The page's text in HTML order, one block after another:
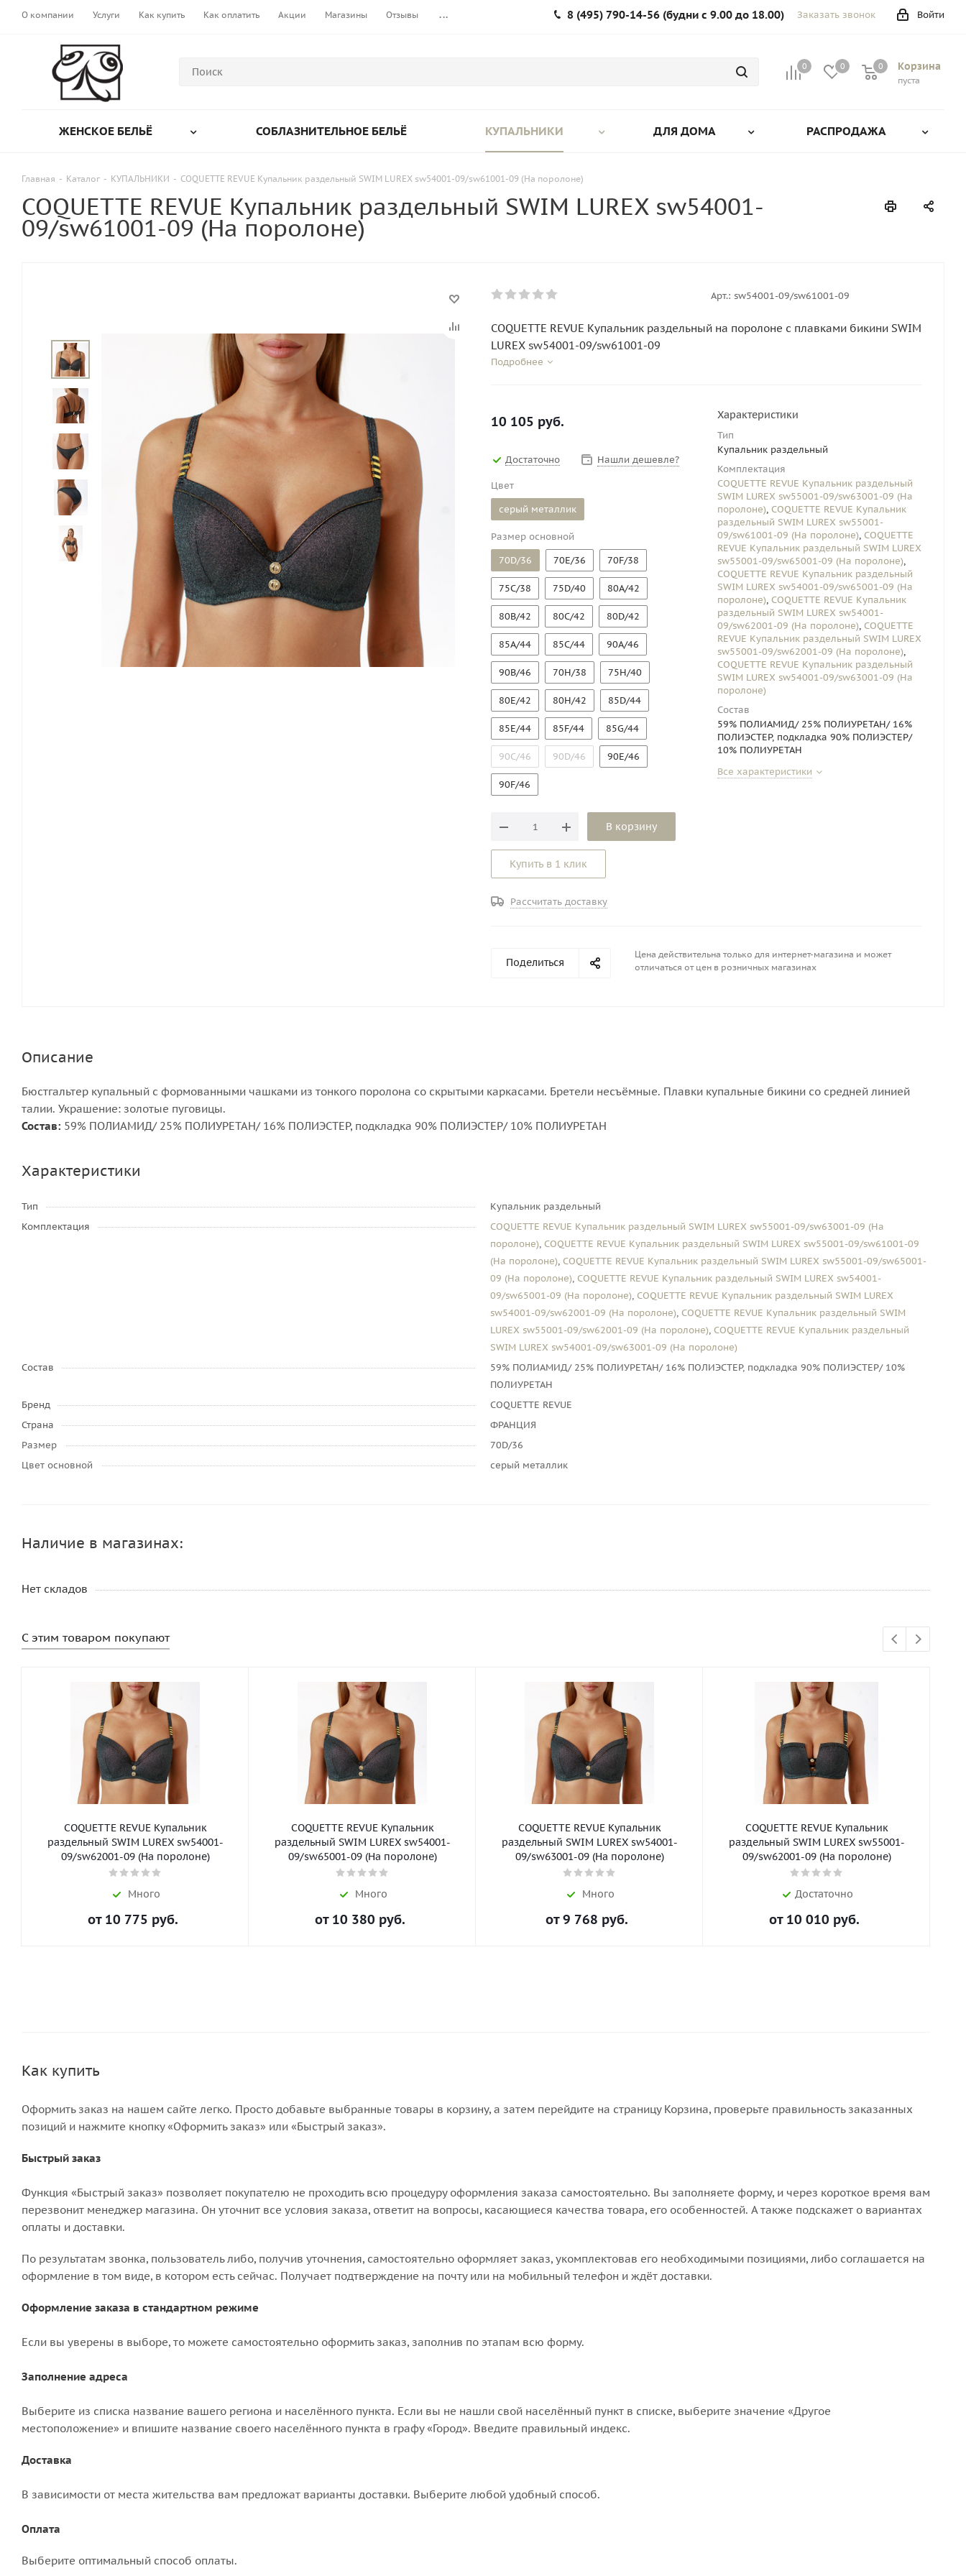
О компании Услуги Как купить Как оплатить Акции Магазины Отзывы ... Войти
8 (495) 790-14-56 (будни с 9.00 до 18.00) Заказать звонок
0 0 Корзина
0
пуста
0
ЖЕНСКОЕ БЕЛЬЁ СОБЛАЗНИТЕЛЬНОЕ БЕЛЬЁ КУПАЛЬНИКИ ДЛЯ ДОМА РАСПРОДАЖА
Главная - Каталог - КУПАЛЬНИКИ - COQUETTE REVUE Купальник раздельный SWIM LUREX sw54001-09/sw61001-09 (На поролоне)
COQUETTE REVUE Купальник раздельный SWIM LUREX sw54001-
09/sw61001-09 (На поролоне)
Арт.: sw54001-09/sw61001-09
COQUETTE REVUE Купальник раздельный на поролоне с плавками бикини SWIM
LUREX sw54001-09/sw61001-09
Подробнее
10 105 руб.
Достаточно Нашли дешевле?
Цвет
серый металлик
Размер основной
70D/36
70E/36 70F/38
75C/38 75D/40 80A/42
80B/42 80C/42 80D/42
85A/44 85C/44 90A/46
90B/46 70H/38 75H/40
80E/42 80H/42 85D/44
85E/44 85F/44 85G/44
90C/46 90D/46 90E/46
90F/46
В корзину
Купить в 1 клик
Рассчитать доставку
Характеристики
Тип
Купальник раздельный
Комплектация
COQUETTE REVUE Купальник раздельный
SWIM LUREX sw55001-09/sw63001-09 (На
поролоне), COQUETTE REVUE Купальник
раздельный SWIM LUREX sw55001-
09/sw61001-09 (На поролоне), COQUETTE
REVUE Купальник раздельный SWIM LUREX
sw55001-09/sw65001-09 (На поролоне),
COQUETTE REVUE Купальник раздельный
SWIM LUREX sw54001-09/sw65001-09 (На
поролоне), COQUETTE REVUE Купальник
раздельный SWIM LUREX sw54001-
09/sw62001-09 (На поролоне), COQUETTE
REVUE Купальник раздельный SWIM LUREX
sw55001-09/sw62001-09 (На поролоне),
COQUETTE REVUE Купальник раздельный
SWIM LUREX sw54001-09/sw63001-09 (На
поролоне)
Состав
59% ПОЛИАМИД/ 25% ПОЛИУРЕТАН/ 16%
ПОЛИЭСТЕР, подкладка 90% ПОЛИЭСТЕР/
10% ПОЛИУРЕТАН
Все характеристики
Поделиться
Цена действительна только для интернет-магазина и может
отличаться от цен в розничных магазинах
Описание
Бюстгальтер купальный с формованными чашками из тонкого поролона со скрытыми каркасами. Бретели несъёмные. Плавки купальные бикини со средней линией
талии. Украшение: золотые пуговицы.
Состав: 59% ПОЛИАМИД/ 25% ПОЛИУРЕТАН/ 16% ПОЛИЭСТЕР, подкладка 90% ПОЛИЭСТЕР/ 10% ПОЛИУРЕТАН
Характеристики
Тип
Купальник раздельный
Комплектация
COQUETTE REVUE Купальник раздельный SWIM LUREX sw55001-09/sw63001-09 (На
поролоне), COQUETTE REVUE Купальник раздельный SWIM LUREX sw55001-09/sw61001-09
(На поролоне), COQUETTE REVUE Купальник раздельный SWIM LUREX sw55001-09/sw65001-
09 (На поролоне), COQUETTE REVUE Купальник раздельный SWIM LUREX sw54001-
09/sw65001-09 (На поролоне), COQUETTE REVUE Купальник раздельный SWIM LUREX
sw54001-09/sw62001-09 (На поролоне), COQUETTE REVUE Купальник раздельный SWIM
LUREX sw55001-09/sw62001-09 (На поролоне), COQUETTE REVUE Купальник раздельный
SWIM LUREX sw54001-09/sw63001-09 (На поролоне)
Состав
59% ПОЛИАМИД/ 25% ПОЛИУРЕТАН/ 16% ПОЛИЭСТЕР, подкладка 90% ПОЛИЭСТЕР/ 10%
ПОЛИУРЕТАН
Бренд
COQUETTE REVUE
Страна
ФРАНЦИЯ
Размер
70D/36
Цвет основной
серый металлик
Наличие в магазинах:
Нет складов
С этим товаром покупают
COQUETTE REVUE Купальник
раздельный SWIM LUREX sw54001-
09/sw62001-09 (На поролоне)
Много
от 10 775 руб.
COQUETTE REVUE Купальник
раздельный SWIM LUREX sw54001-
09/sw65001-09 (На поролоне)
Много
от 10 380 руб.
COQUETTE REVUE Купальник
раздельный SWIM LUREX sw54001-
09/sw63001-09 (На поролоне)
Много
от9 768 руб.
COQUETTE REVUE Купальник
раздельный SWIM LUREX sw55001-
09/sw62001-09 (На поролоне)
Достаточно
от 10 010 руб.
Как купить
Оформить заказ на нашем сайте легко. Просто добавьте выбранные товары в корзину, а затем перейдите на страницу Корзина, проверьте правильность заказанных
позиций и нажмите кнопку «Оформить заказ» или «Быстрый заказ».
Быстрый заказ
Функция «Быстрый заказ» позволяет покупателю не проходить всю процедуру оформления заказа самостоятельно. Вы заполняете форму, и через короткое время вам
перезвонит менеджер магазина. Он уточнит все условия заказа, ответит на вопросы, касающиеся качества товара, его особенностей. А также подскажет о вариантах
оплаты и доставки.
По результатам звонка, пользователь либо, получив уточнения, самостоятельно оформляет заказ, укомплектовав его необходимыми позициями, либо соглашается на
оформление в том виде, в котором есть сейчас. Получает подтверждение на почту или на мобильный телефон и ждёт доставки.
Оформление заказа в стандартном режиме
Если вы уверены в выборе, то можете самостоятельно оформить заказ, заполнив по этапам всю форму.
Заполнение адреса
Выберите из списка название вашего региона и населённого пункта. Если вы не нашли свой населённый пункт в списке, выберите значение «Другое
местоположение» и впишите название своего населённого пункта в графу «Город». Введите правильный индекс.
Доставка
В зависимости от места жительства вам предложат варианты доставки. Выберите любой удобный способ.
Оплата
Выберите оптимальный способ оплаты.